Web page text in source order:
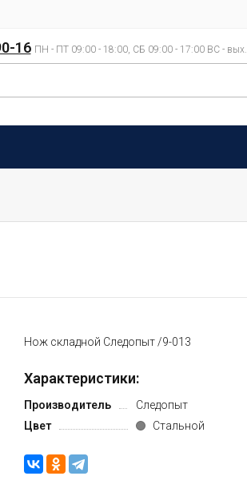
16 ПН - ПТ 09:00 - 18:00, СБ 09:00 - 17:00 ВС - вых.
Нож складной Следопыт /9-013
Характеристики:
Производитель
Следопыт
Цвет
Стальной